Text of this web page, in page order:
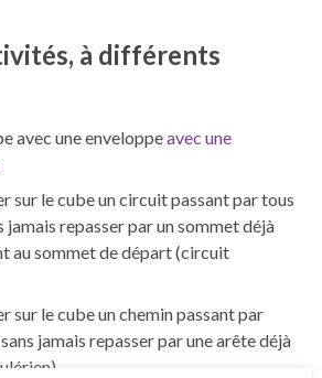
à différents
avec une enveloppeavec une
sur le cube un circuit passant par tous
jamais repasser par un sommet déjà
au sommet de départ (circuit
sur le cube un chemin passant par
jamais repasser par une arête déjà